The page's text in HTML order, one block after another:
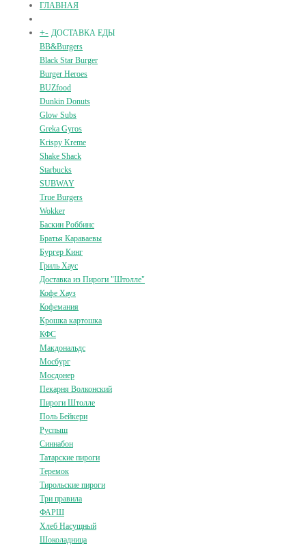
ГЛАВНАЯ
+- ДОСТАВКА ЕДЫ
BB&Burgers
Black Star Burger
Burger Heroes
BUZfood
Dunkin Donuts
Glow Subs
Greka Gyros
Krispy Kreme
Shake Shack
Starbucks
SUBWAY
True Burgers
Wokker
Баскин Роббинс
Братья Караваевы
Бургер Кинг
Гриль Хаус
Доставка из Пироги "Штолле"
Кофе Хауз
Кофемания
Крошка картошка
КФС
Макдональдс
Мосбург
Мосдонер
Пекарня Волконский
Пироги Штолле
Поль Бейкери
Руспыш
Синнабон
Татарские пироги
Теремок
Тирольские пироги
Три правила
ФАРШ
Хлеб Насущный
Шоколадница